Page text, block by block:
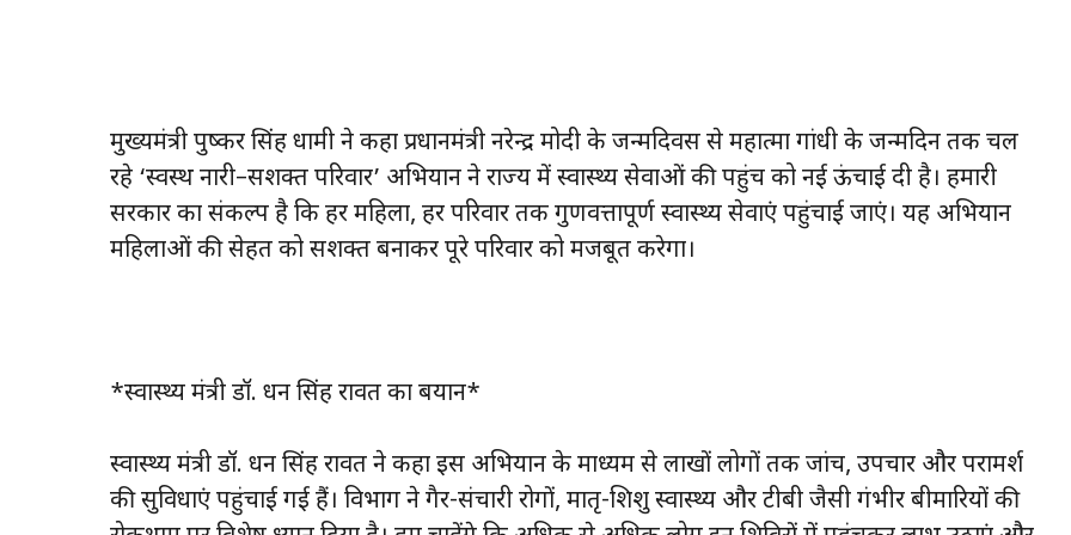
मुख्यमंत्री पुष्कर सिंह धामी ने कहा प्रधानमंत्री नरेन्द्र मोदी के जन्मदिवस से महात्मा गांधी के जन्मदिन तक चल
रहे ‘स्वस्थ नारी–सशक्त परिवार’ अभियान ने राज्य में स्वास्थ्य सेवाओं की पहुंच को नई ऊंचाई दी है। हमारी
सरकार का संकल्प है कि हर महिला, हर परिवार तक गुणवत्तापूर्ण स्वास्थ्य सेवाएं पहुंचाई जाएं। यह अभियान
महिलाओं की सेहत को सशक्त बनाकर पूरे परिवार को मजबूत करेगा।
*स्वास्थ्य मंत्री डॉ. धन सिंह रावत का बयान*
स्वास्थ्य मंत्री डॉ. धन सिंह रावत ने कहा इस अभियान के माध्यम से लाखों लोगों तक जांच, उपचार और परामर्श
की सुविधाएं पहुंचाई गई हैं। विभाग ने गैर-संचारी रोगों, मातृ-शिशु स्वास्थ्य और टीबी जैसी गंभीर बीमारियों की